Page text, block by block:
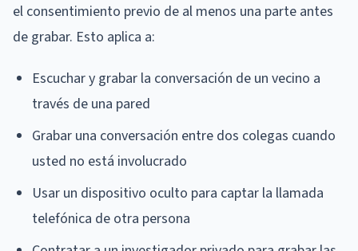
el consentimiento previo de al menos una parte antes
de grabar. Esto aplica a:
Escuchar y grabar la conversación de un vecino a
través de una pared
Grabar una conversación entre dos colegas cuando
usted no está involucrado
Usar un dispositivo oculto para captar la llamada
telefónica de otra persona